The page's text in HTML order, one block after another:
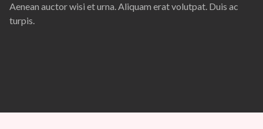
Aenean auctor wisi et urna. Aliquam erat volutpat. Duis ac
turpis.